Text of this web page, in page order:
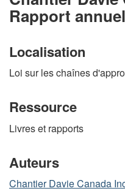
Rapport
Localisation
Loi sur les chaînes
Ressource
Livres et rapports
Auteurs
Chantier Davie Canada